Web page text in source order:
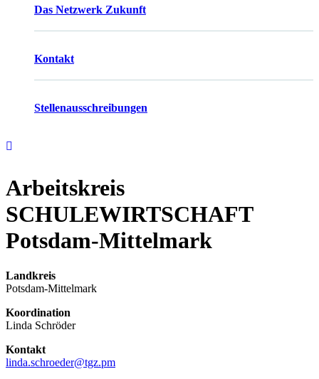
Das Netzwerk Zukunft
Kontakt
Stellenausschreibungen
Arbeitskreis
SCHULEWIRTSCHAFT
Potsdam-Mittelmark
Landkreis
Potsdam-Mittelmark
Koordination
Linda Schröder
Kontakt
linda.schroeder@tgz.pm